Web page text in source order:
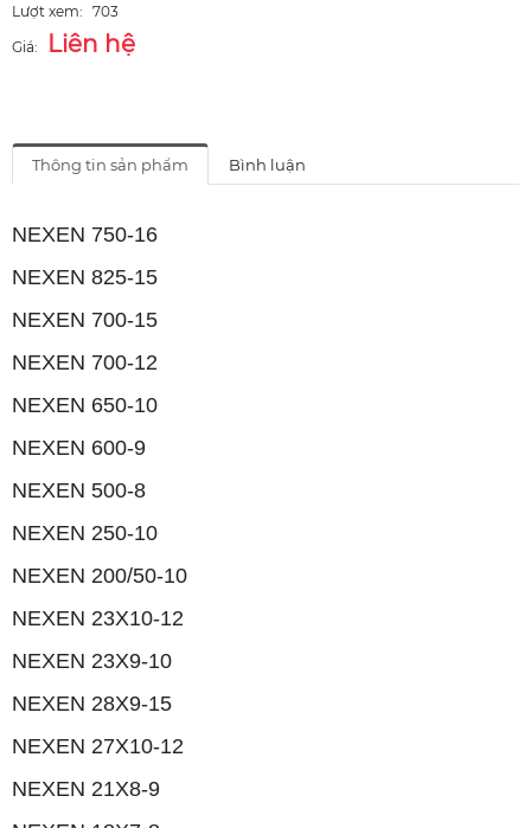
Lượt xem: 703
Giá:
Liên hệ
Thông tin sản phẩm Bình luận
NEXEN 750-16
NEXEN 825-15
NEXEN 700-15
NEXEN 700-12
NEXEN 650-10
NEXEN 600-9
NEXEN 500-8
NEXEN 250-10
NEXEN 200/50-10
NEXEN 23X10-12
NEXEN 23X9-10
NEXEN 28X9-15
NEXEN 27X10-12
NEXEN 21X8-9